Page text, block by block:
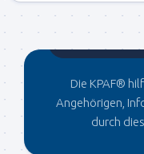
Die KPAF®
Angehörigen,
durch